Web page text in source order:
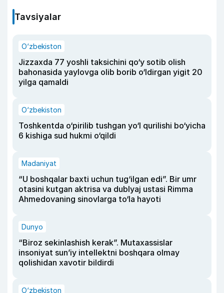
Tavsiyalar
O‘zbekiston
Jizzaxda 77 yoshli taksichini qo‘y sotib olish
bahonasida yaylovga olib borib o‘ldirgan yigit 20
yilga qamaldi
O‘zbekiston
Toshkentda o‘pirilib tushgan yo‘l qurilishi bo‘yicha
6 kishiga sud hukmi o‘qildi
Madaniyat
“U boshqalar baxti uchun tug‘ilgan edi”. Bir umr
otasini kutgan aktrisa va dublyaj ustasi Rimma
Ahmedovaning sinovlarga to‘la hayoti
Dunyo
“Biroz sekinlashish kerak”. Mutaxassislar
insoniyat sun’iy intellektni boshqara olmay
qolishidan xavotir bildirdi
O‘zbekiston